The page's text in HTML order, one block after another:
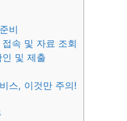
비
속 및 자료 조회
및 제출
스, 이것만 주의!